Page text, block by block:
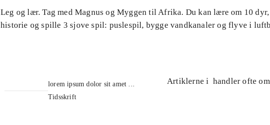
Leg og lær. Tag med Magnus og Myggen til Afrika. Du kan lære om 10 dyr,
historie og spille 3 sjove spil: puslespil, bygge vandkanaler og flyve i
lorem ipsum dolor sit amet ...
Tidsskrift
Artiklerne i handler ofte om